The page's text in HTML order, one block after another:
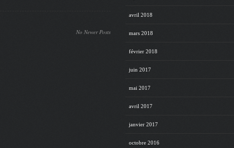
avril 2018
mars 2018
février 2018
juin 2017
mai 2017
avril 2017
janvier 2017
octobre 2016
No Newer Posts